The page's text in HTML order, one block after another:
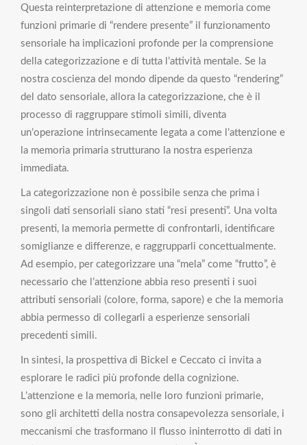
Questa reinterpretazione di attenzione e memoria come
funzioni primarie di “rendere presente” il funzionamento
sensoriale ha implicazioni profonde per la comprensione
della categorizzazione e di tutta l’attività mentale. Se la
nostra coscienza del mondo dipende da questo “rendering”
del dato sensoriale, allora la categorizzazione, che è il
processo di raggruppare stimoli simili, diventa
un’operazione intrinsecamente legata a come l’attenzione e
la memoria primaria strutturano la nostra esperienza
immediata.
La categorizzazione non è possibile senza che prima i
singoli dati sensoriali siano stati “resi presenti”. Una volta
presenti, la memoria permette di confrontarli, identificare
somiglianze e differenze, e raggrupparli concettualmente.
Ad esempio, per categorizzare una “mela” come “frutto”, è
necessario che l’attenzione abbia reso presenti i suoi
attributi sensoriali (colore, forma, sapore) e che la memoria
abbia permesso di collegarli a esperienze sensoriali
precedenti simili.
In sintesi, la prospettiva di Bickel e Ceccato ci invita a
esplorare le radici più profonde della cognizione.
L’attenzione e la memoria, nelle loro funzioni primarie,
sono gli architetti della nostra consapevolezza sensoriale, i
meccanismi che trasformano il flusso ininterrotto di dati in